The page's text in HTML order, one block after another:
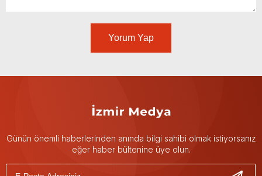
Yorum Yap
Günün önemli haberlerinden anında bilgi sahibi olmak istiyorsanız
eğer haber bültenine üye olun.